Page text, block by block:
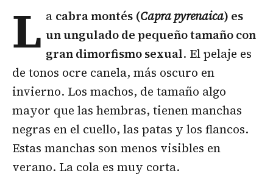
L a cabra montés (Capra pyrenaica) es
un ungulado de pequeño tamaño con
gran dimorfismo sexual. El pelaje es
de tonos ocre canela, más oscuro en
invierno. Los machos, de tamaño algo
mayor que las hembras, tienen manchas
negras en el cuello, las patas y los flancos.
Estas manchas son menos visibles en
verano. La cola es muy corta.